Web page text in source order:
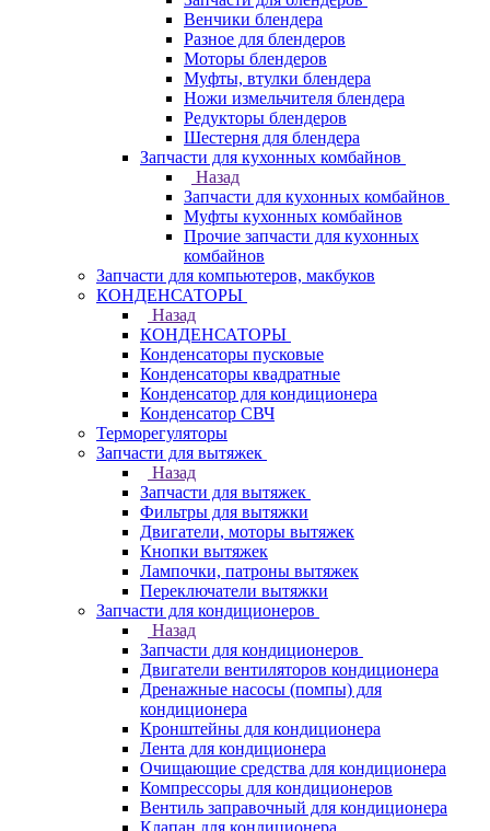
Венчики блендера
Разное для блендеров
Моторы блендеров
Муфты, втулки блендера
Ножи измельчителя блендера
Редукторы блендеров
Шестерня для блендера
Запчасти для кухонных комбайнов
Назад
Запчасти для кухонных комбайнов
Муфты кухонных комбайнов
Прочие запчасти для кухонных
комбайнов
Запчасти для компьютеров, макбуков
КОНДЕНСАТОРЫ
Назад
КОНДЕНСАТОРЫ
Конденсаторы пусковые
Конденсаторы квадратные
Конденсатор для кондиционера
Конденсатор СВЧ
Терморегуляторы
Запчасти для вытяжек
Назад
Запчасти для вытяжек
Фильтры для вытяжки
Двигатели, моторы вытяжек
Кнопки вытяжек
Лампочки, патроны вытяжек
Переключатели вытяжки
Запчасти для кондиционеров
Назад
Запчасти для кондиционеров
Двигатели вентиляторов кондиционера
Дренажные насосы (помпы) для
кондиционера
Кронштейны для кондиционера
Лента для кондиционера
Очищающие средства для кондиционера
Компрессоры для кондиционеров
Вентиль заправочный для кондиционера
Клапан для кондиционера